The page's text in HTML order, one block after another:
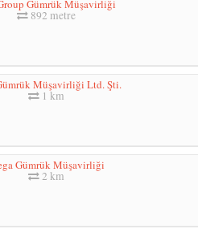
Gümrük Müşavirliği
892 metre
Müşavirliği Ltd. Şti.
1 km
Gümrük Müşavirliği
2 km